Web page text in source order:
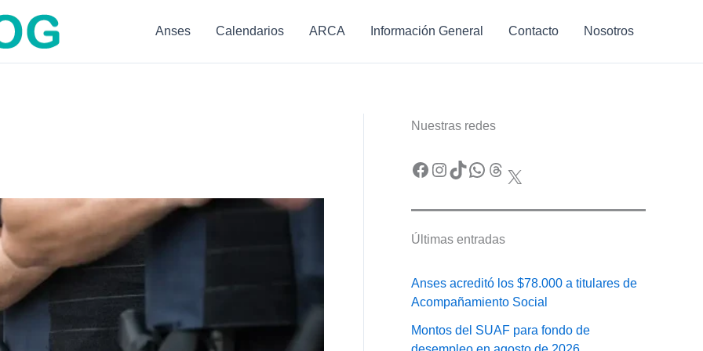
Anses Calendarios ARCA Información General Contacto Nosotros
Nuestras redes
Facebook Instagram TikTok WhatsApp Threads X
Últimas entradas
Anses acreditó los $78.000 a titulares de
Acompañamiento Social
Montos del SUAF para fondo de